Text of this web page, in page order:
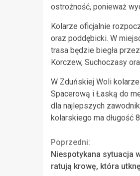
ostrożność, ponieważ
Kolarze oficjalnie
oraz poddębicki. W
trasa będzie biegła
Korczew, Suchoczasy
W Zduńskiej Woli
Spacerową i Łaską do
dla najlepszych
kolarskiego ma długość
Continue
Reading
Poprzedni:
Niespotykana sytuacja
ratują krowę, która